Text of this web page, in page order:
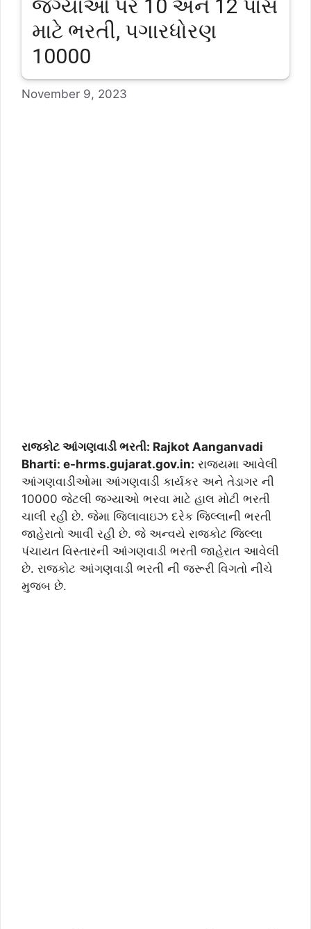
જગ્યાઓ પર 10 અને 12 પાસ
માટે ભરતી, પગારધોરણ
10000
November 9, 2023
રાજકોટ આંગણવાડી ભરતી: Rajkot Aanganvadi
Bharti: e-hrms.gujarat.gov.in: રાજયમા આવેલી
આંગણવાડીઓમા આંગણવાડી કાર્યકર અને તેડાગર ની
10000 જેટલી જગ્યાઓ ભરવા માટે હાલ મોટી ભરતી
ચાલી રહી છે. જેમા જિલાવાઇઝ દરેક જિલ્લાની ભરતી
જાહેરાતો આવી રહી છે. જે અન્વયે રાજકોટ જિલ્લા
પંચાયત વિસ્તારની આંગણવાડી ભરતી જાહેરાત આવેલી
છે. રાજકોટ આંગણવાડી ભરતી ની જરૂરી વિગતો નીચે
મુજબ છે.